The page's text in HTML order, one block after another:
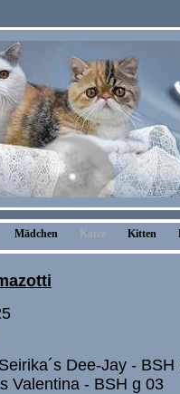
Mädchen Kater Kitten
Dee-Jay - BSH
Valentina - BSH g 03